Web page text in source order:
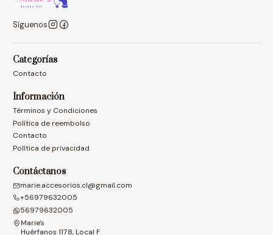
Síguenos
Categorías
Contacto
Información
Términos y Condiciones
Política de reembolso
Contacto
Política de privacidad
Contáctanos
marie.accesorios.cl@gmail.com
+56979632005
56979632005
Marie's
Huérfanos 1178, Local F